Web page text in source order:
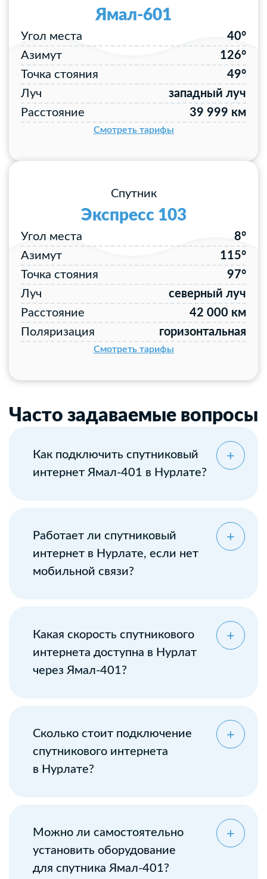
Ямал-601
Угол места
40°
Азимут
126°
Точка стояния
49°
Луч
западный луч
Расстояние
39 999 км
Смотреть тарифы
Спутник
Экспресс 103
Угол места
8°
Азимут
115°
Точка стояния
97°
Луч
северный луч
Расстояние
42 000 км
Поляризация
горизонтальная
Смотреть тарифы
Часто задаваемые вопросы
Как подключить спутниковый
интернет Ямал-401 в Нурлате?
Работает ли спутниковый
интернет в Нурлате, если нет
мобильной связи?
Какая скорость спутникового
интернета доступна в Нурлат
через Ямал-401?
Сколько стоит подключение
спутникового интернета
в Нурлате?
Можно ли самостоятельно
установить оборудование
для спутника Ямал-401?